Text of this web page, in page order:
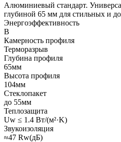
Алюминиевый стандарт.
глубиной 65 мм для стильных и
Энергоэффективность
B
Камерность профиля
Терморазрыв
Глубина профиля
65мм
Высота профиля
104мм
Стеклопакет
до 55мм
Теплозащита
Uw ≤ 1.4 Вт/(м²·K)
Звукоизоляция
≈47 Rw(дБ)